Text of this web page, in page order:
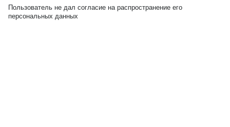
Пользователь не дал согласие на распространение его
персональных данных